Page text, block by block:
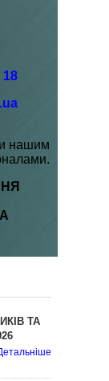
18
нашим
ТА